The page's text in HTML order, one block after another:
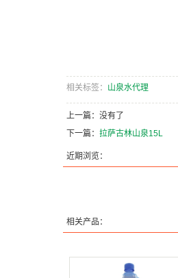
相关标签： 山泉水代理
上一篇：没有了
下一篇： 拉萨古林山泉15L
近期浏览：
相关产品：